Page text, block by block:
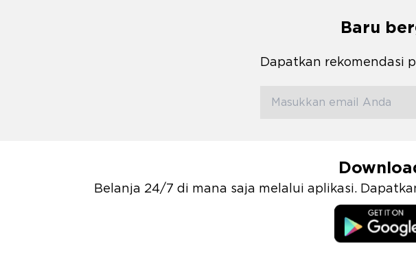
Baru
Dapatkan rekomendasi
Belanja 24/7 di mana saja melalui aplikasi.